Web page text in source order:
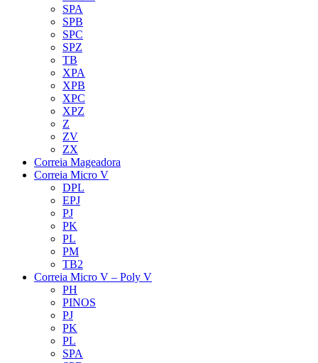
SPA
SPB
SPC
SPZ
TB
XPA
XPB
XPC
XPZ
Z
ZV
ZX
Correia Mageadora
Correia Micro V
DPL
EPJ
PJ
PK
PL
PM
TB2
Correia Micro V – Poly V
PH
PINOS
PJ
PK
PL
SPA